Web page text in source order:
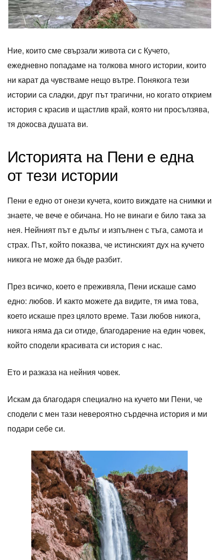
Ние, които сме свързали живота си с Кучето,
ежедневно попадаме на толкова много истории, които
ни карат да чувстваме нещо вътре. Понякога тези
истории са сладки, друг път трагични, но когато открием
история с красив и щастлив край, която ни просълзява,
тя докосва душата ви.
Историята на Пени е една
от тези истории
Пени е едно от онези кучета, които виждате на снимки и
знаете, че вече е обичана. Но не винаги е било така за
нея. Нейният път е дълъг и изпълнен с тъга, самота и
страх. Път, който показва, че истинският дух на кучето
никога не може да бъде разбит.
През всичко, което е преживяла, Пени искаше само
едно: любов. И както можете да видите, тя има това,
което искаше през цялото време. Тази любов никога,
никога няма да си отиде, благодарение на един човек,
който сподели красивата си история с нас.
Ето и разказа на нейния човек.
Искам да благодаря специално на кучето ми Пени, че
сподели с мен тази невероятно сърдечна история и ми
подари себе си.